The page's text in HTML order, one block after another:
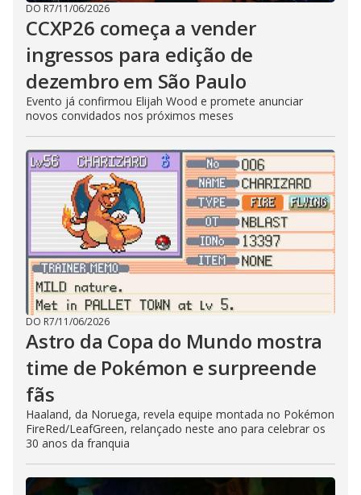
DO R7/11/06/2026
CCXP26 começa a vender
ingressos para edição de
dezembro em São Paulo
Evento já confirmou Elijah Wood e promete anunciar
novos convidados nos próximos meses
DO R7/11/06/2026
Astro da Copa do Mundo mostra
time de Pokémon e surpreende
fãs
Haaland, da Noruega, revela equipe montada no Pokémon
FireRed/LeafGreen, relançado neste ano para celebrar os
30 anos da franquia